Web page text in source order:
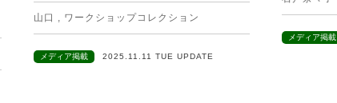
山口 , ワークショップコレクション
メディア掲載 2025.11.11 TUE UPDATE
メディア掲載